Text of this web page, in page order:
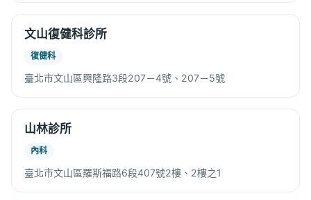
文山復健科診所
復健科
臺北市文山區興隆路3段207－4號、207－5號
山林診所
內科
臺北市文山區羅斯福路6段407號2樓、2樓之1